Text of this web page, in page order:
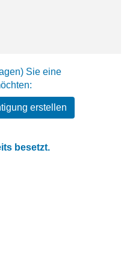
Sie eine
erstellen
besetzt.